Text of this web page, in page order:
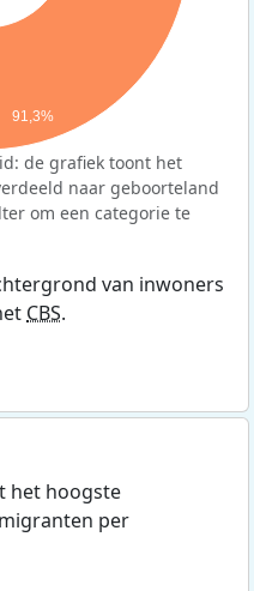
91,3%
de grafiek toont het
naar geboorteland
om een categorie te
van inwoners
CBS.
het hoogste
per